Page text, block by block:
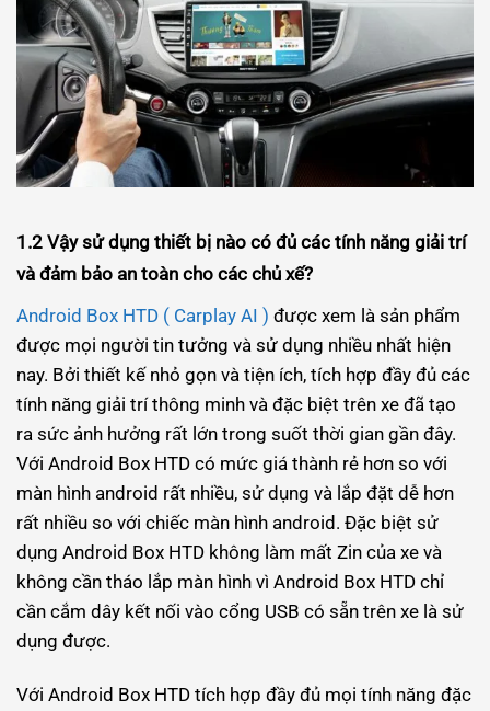
1.2 Vậy sử dụng thiết bị nào có đủ các tính năng giải trí
và đảm bảo an toàn cho các chủ xế?
Android Box HTD ( Carplay AI ) được xem là sản phẩm
được mọi người tin tưởng và sử dụng nhiều nhất hiện
nay. Bởi thiết kế nhỏ gọn và tiện ích, tích hợp đầy đủ các
tính năng giải trí thông minh và đặc biệt trên xe đã tạo
ra sức ảnh hưởng rất lớn trong suốt thời gian gần đây.
Với Android Box HTD có mức giá thành rẻ hơn so với
màn hình android rất nhiều, sử dụng và lắp đặt dễ hơn
rất nhiều so với chiếc màn hình android. Đặc biệt sử
dụng Android Box HTD không làm mất Zin của xe và
không cần tháo lắp màn hình vì Android Box HTD chỉ
cần cắm dây kết nối vào cổng USB có sẵn trên xe là sử
dụng được.
Với Android Box HTD tích hợp đầy đủ mọi tính năng đặc